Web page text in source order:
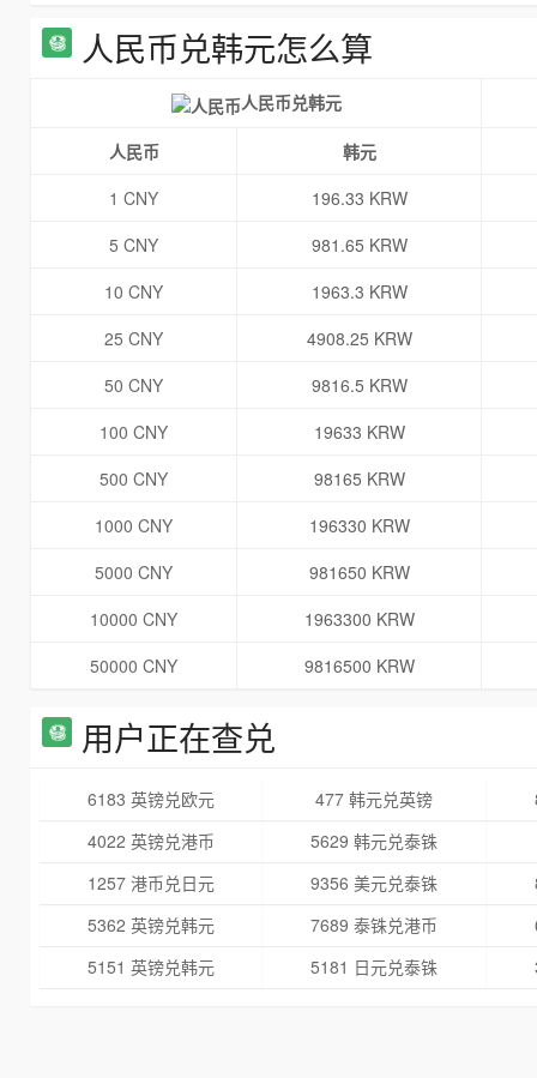
人民币兑韩元怎么算
人民币兑韩元
人民币
韩元
1 CNY
196.33 KRW
5 CNY
981.65 KRW
10 CNY
1963.3 KRW
25 CNY
4908.25 KRW
50 CNY
9816.5 KRW
100 CNY
19633 KRW
500 CNY
98165 KRW
1000 CNY
196330 KRW
5000 CNY
981650 KRW
10000 CNY
1963300 KRW
50000 CNY
9816500 KRW
用户正在查兑
6183 英镑兑欧元 477 韩元兑英镑
4022 英镑兑港币
5629 韩元兑泰铢
1257 港币兑日元
9356 美元兑泰铢
5362 英镑兑韩元
7689 泰铢兑港币
5151 英镑兑韩元
5181 日元兑泰铢